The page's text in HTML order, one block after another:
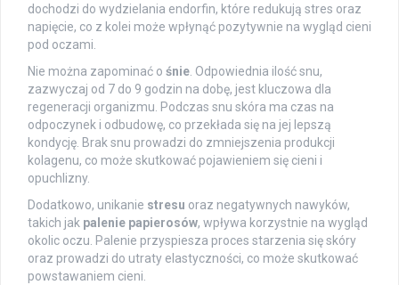
dochodzi do wydzielania endorfin, które redukują stres oraz
napięcie, co z kolei może wpłynąć pozytywnie na wygląd cieni
pod oczami.
Nie można zapominać o śnie. Odpowiednia ilość snu,
zazwyczaj od 7 do 9 godzin na dobę, jest kluczowa dla
regeneracji organizmu. Podczas snu skóra ma czas na
odpoczynek i odbudowę, co przekłada się na jej lepszą
kondycję. Brak snu prowadzi do zmniejszenia produkcji
kolagenu, co może skutkować pojawieniem się cieni i
opuchlizny.
Dodatkowo, unikanie stresu oraz negatywnych nawyków,
takich jak palenie papierosów, wpływa korzystnie na wygląd
okolic oczu. Palenie przyspiesza proces starzenia się skóry
oraz prowadzi do utraty elastyczności, co może skutkować
powstawaniem cieni.